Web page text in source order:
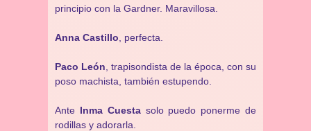
principio con la Gardner. Maravillosa.
Anna Castillo , perfecta.
Paco León , trapisondista de la época, con su
poso machista, también estupendo.
Ante Inma Cuestasolo puedo ponerme de
rodillas y adorarla.